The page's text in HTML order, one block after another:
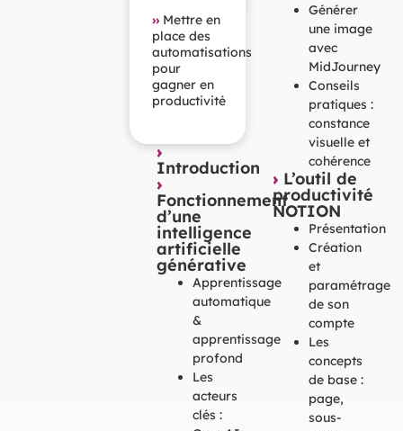
››Mettre en
place des
automatisations
pour
gagner en
productivité
›
Introduction
›
Fonctionnement
d’une
intelligence
artificielle
générative
Apprentissage
automatique
&
apprentissage
profond
Les
acteurs
clés :
Générer
une image
avec
MidJourney
Conseils
pratiques :
constance
visuelle et
cohérence
›L’outil de
productivité
NOTION
Présentation
Création
et
paramétrage
de son
compte
Les
concepts
de base :
page,
sous-